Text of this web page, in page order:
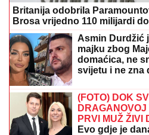
Britanija odobrila
Brosa vrijedno 110 milijardi
Asmin Durdžić
majku zbog
domaćica, ne
svijetu i ne zna
(FOTO) DOK
PRVI MUŽ ŽIVI
Evo gdje je